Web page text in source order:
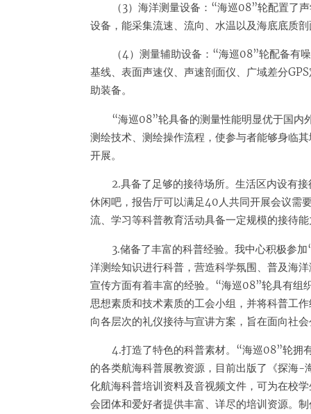
（3）海洋测量设备：“海巡08”轮配置了
设备，能采集流速、流向、水温以及海底底质
（4）测量辅助设备：“海巡08”轮配备有
基线、表面声速仪、声速剖面仪、广域差分
助装备。
“海巡08”轮具备的测量性能明显优于国内
测绘技术、测绘操作流程，使参与者能够身临
开展。
2.具备了足够的接待场所。生活区内设有
休闲吧，报告厅可以满足40人共同开展会议需
流、学习等科普教育活动具备一定规模的接待
3.储备了丰富的科普经验。我中心积极参
洋测绘知识进行科普，营造科学氛围、普及海
宣传方面有着丰富的经验。“海巡08”轮具有组
思想素质和技术素质的工会小组，并将科普工
向各层次的礼仪接待与宣讲方案，旨在面向社
4.打造了特色的科普素材。“海巡08”轮拥
的各类航海科普展教资源，目前出版了《探海-
化航海科普培训资料及音视频文件，可为在校
会团体和爱好者提供丰富、详尽的培训资源。